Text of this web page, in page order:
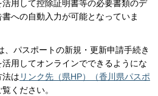
用して控除証明書等の必要書類のデ
への自動入力が可能となっていま
パスポートの新規・更新申請手続き
用してオンラインでできるようにな
法は リンク先（県HP）（香川県パスポ
ください。